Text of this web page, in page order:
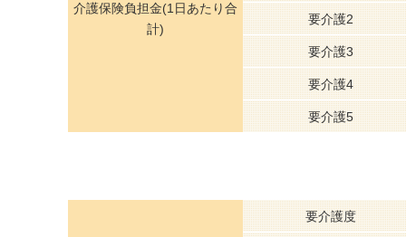
介護保険負担金(1日あたり合
計)
要介護2
要介護3
要介護4
要介護5
要介護度